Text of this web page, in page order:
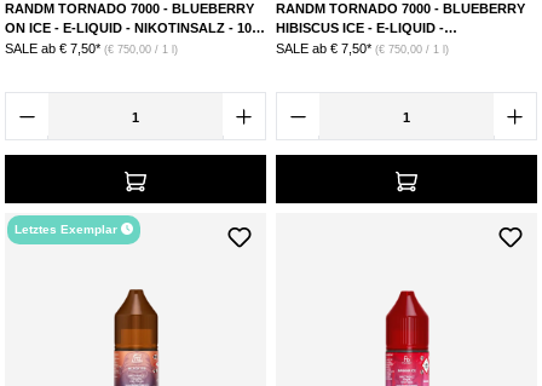
RANDM TORNADO 7000 - BLUEBERRY
ON ICE - E-LIQUID - NIKOTINSALZ - 10
MG
SALE ab € 7,50* (€ 750,00 / 1 l)
RANDM TORNADO 7000 - BLUEBERRY
HIBISCUS ICE - E-LIQUID -
NIKOTINSALZ - 20 MG
SALE ab € 7,50* (€ 750,00 / 1 l)
Letztes Exemplar